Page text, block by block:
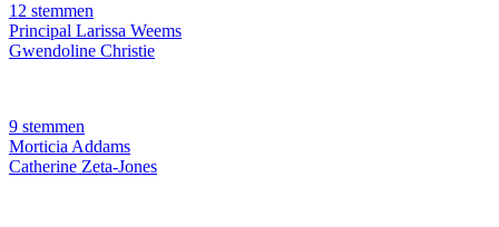
12 stemmen
Principal Larissa Weems
Gwendoline Christie
9 stemmen
Morticia Addams
Catherine Zeta-Jones